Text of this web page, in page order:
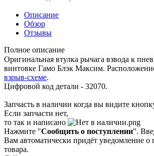
Описание
Обзор
Отзывы
Полное описание
Оригинальная втулка рычага взвода к
винтовке Гамо Блэк Максим.
взрыв-схеме.
Цифровой код детали - 32070.
Запчасть в наличии когда вы видите
Если запчасти нет,
то так и написано
Нажмите "Сообщить о поступлении".
Вам автоматически придёт уведомление о
товара.